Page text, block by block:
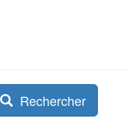
Rechercher